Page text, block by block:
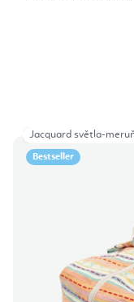
Bestseller
Jacquard světla-